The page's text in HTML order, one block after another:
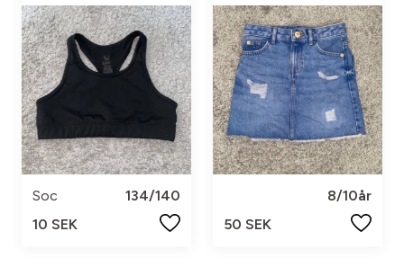
Soc
134/140
10 SEK
8/10år
50 SEK